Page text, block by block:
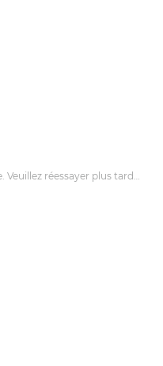
réessayer plus tard…